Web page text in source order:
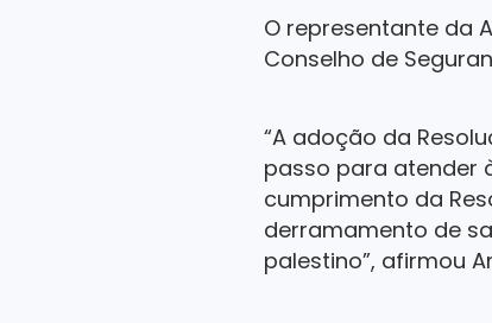
O representante da
Conselho de
“A adoção da
passo para atender
cumprimento da
derramamento de
palestino”, afirmou